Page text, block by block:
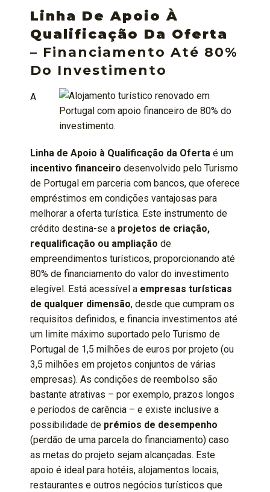
Linha De Apoio À
Qualificação Da Oferta
– Financiamento Até 80%
Do Investimento
A
Linha de Apoio à Qualificação da Oferta é um
incentivo financeiro desenvolvido pelo Turismo
de Portugal em parceria com bancos, que oferece
empréstimos em condições vantajosas para
melhorar a oferta turística. Este instrumento de
crédito destina-se a projetos de criação,
requalificação ou ampliação de
empreendimentos turísticos, proporcionando até
80% de financiamento do valor do investimento
elegível. Está acessível a empresas turísticas
de qualquer dimensão, desde que cumpram os
requisitos definidos, e financia investimentos até
um limite máximo suportado pelo Turismo de
Portugal de 1,5 milhões de euros por projeto (ou
3,5 milhões em projetos conjuntos de várias
empresas). As condições de reembolso são
bastante atrativas – por exemplo, prazos longos
e períodos de carência – e existe inclusive a
possibilidade de prémios de desempenho
(perdão de uma parcela do financiamento) caso
as metas do projeto sejam alcançadas. Este
apoio é ideal para hotéis, alojamentos locais,
restaurantes e outros negócios turísticos que